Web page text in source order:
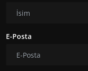
E-Posta